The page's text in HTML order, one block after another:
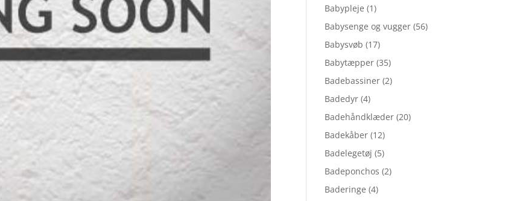
Babypleje (1)
Babysenge og vugger (56)
Babysvøb (17)
Babytæpper (35)
Badebassiner (2)
Badedyr (4)
Badehåndklæder (20)
Badekåber (12)
Badelegetøj (5)
Badeponchos (2)
Baderinge (4)